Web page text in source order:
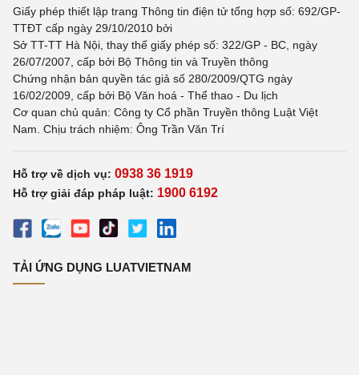
Giấy phép thiết lập trang Thông tin điện tử tổng hợp số: 692/GP-
TTĐT cấp ngày 29/10/2010 bởi
Sở TT-TT Hà Nội, thay thế giấy phép số: 322/GP - BC, ngày
26/07/2007, cấp bởi Bộ Thông tin và Truyền thông
Chứng nhận bản quyền tác giả số 280/2009/QTG ngày
16/02/2009, cấp bởi Bộ Văn hoá - Thể thao - Du lịch
Cơ quan chủ quản: Công ty Cổ phần Truyền thông Luật Việt
Nam. Chịu trách nhiệm: Ông Trần Văn Trí
Hỗ trợ về dịch vụ: 0938 36 1919
Hỗ trợ giải đáp pháp luật: 1900 6192
TẢI ỨNG DỤNG LUATVIETNAM